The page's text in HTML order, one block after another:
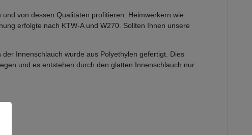
von dessen Qualitäten profitieren. Heimwerkern wie
erfolgte nach KTW-A und W270. Sollten Ihnen unsere
Innenschlauch wurde aus Polyethylen gefertigt. Dies
und es entstehen durch den glatten Innenschlauch nur